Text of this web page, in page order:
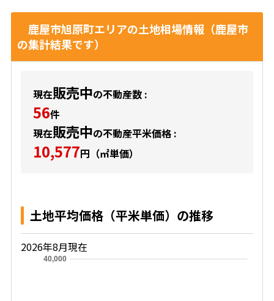
鹿屋市旭原町エリアの土地相場情報（鹿屋市
の集計結果です）
現在販売中の不動産数 :
56件
現在販売中の不動産平米価格 :
10,577円（㎡単価）
土地平均価格（平米単価）の推移
2026年8月現在
40,000